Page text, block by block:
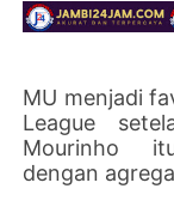
MU menjadi
League
Mourinho
dengan